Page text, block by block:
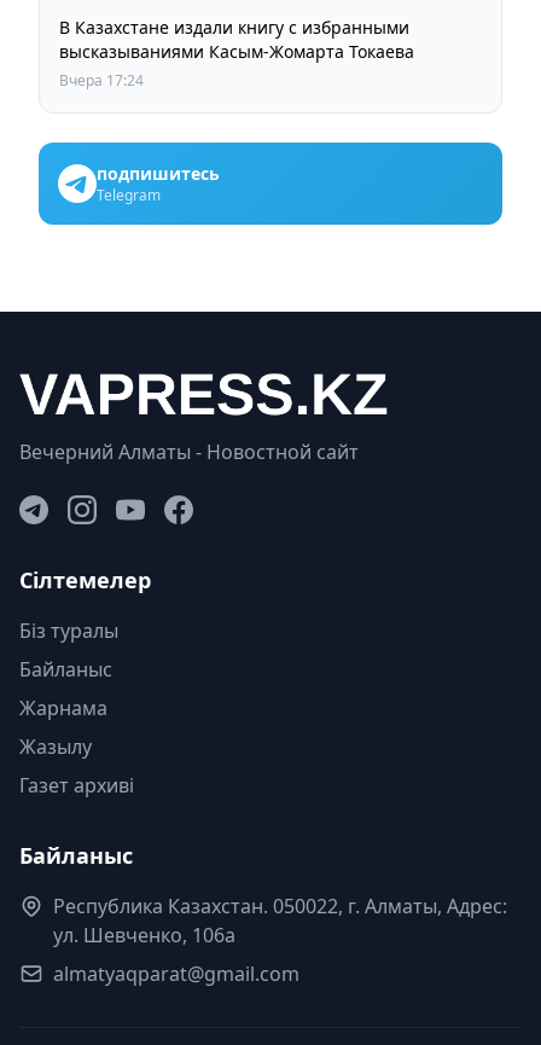
В Казахстане издали книгу с избранными
высказываниями Касым-Жомарта Токаева
Вчера 17:24
подпишитесь
Telegram
Вечерний Алматы - Новостной сайт
Сілтемелер
Біз туралы
Байланыс
Жарнама
Жазылу
Газет архиві
Байланыс
Республика Казахстан. 050022, г. Алматы, Адрес:
ул. Шевченко, 106а
almatyaqparat@gmail.com